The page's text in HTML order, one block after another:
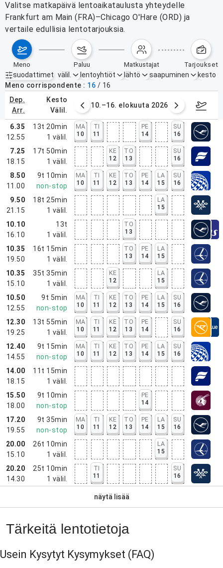
Valitse matkapäivä lentoaikataulusta yhteydelle
Frankfurt am Main (FRA)–Chicago O'Hare (ORD) ja
vertaile edullisia lentotarjouksia.
meno paluu matkustajat tarjoukset
suodattimet
Aktiiviset suodattimet ei mitään
välil. lentoyhtiöt lähtö saapuminen
kesto
Meno corrispondente
16 / 16
dep.
arr.
kesto
välil.
elokuuta 2026 10.–16. elokuuta 2026
6.35
12.55
13t 20min
1 välil.
MA
10
TI
11
PE
14
SU
16
7.25
18.15
17t 50min
1 välil.
KE
12
TO
13
SU
16
8.50
11.00
9t 10min
non-stop
MA
10
TI
11
KE
12
TO
13
PE
14
LA
15
SU
16
9.50
21.15
18t 25min
1 välil.
LA
15
10.10
16.10
13t
1 välil.
TO
13
10.35
19.50
16t 15min
1 välil.
TO
13
PE
14
LA
15
10.35
15.10
35t 35min
1 välil.
KE
12
LA
15
10.50
12.55
9t 5min
non-stop
MA
10
TI
11
KE
12
TO
13
PE
14
LA
15
SU
16
12.30
19.25
13t 55min
1 välil.
MA
10
TI
11
KE
12
TO
13
PE
14
SU
16
12.40
14.55
9t 15min
non-stop
MA
10
TI
11
KE
12
TO
13
PE
14
LA
15
SU
16
14.00
18.15
11t 15min
1 välil.
15.50
18.00
9t 10min
non-stop
PE
14
17.20
19.55
9t 35min
non-stop
MA
10
TI
11
KE
12
TO
13
PE
14
LA
15
SU
16
20.00
15.10
26t 10min
1 välil.
LA
15
20.20
14.30
25t 10min
1 välil.
TI
11
SU
16
näytä lisää
Tärkeitä lentotietoja
Usein Kysytyt Kysymykset (FAQ)